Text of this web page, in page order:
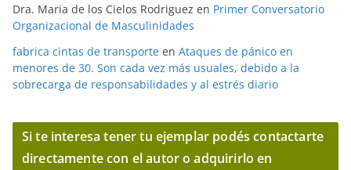
Dra. Maria de los Cielos Rodriguez en Primer Conversatorio
Organizacional de Masculinidades
fabrica cintas de transporte en Ataques de pánico en
menores de 30. Son cada vez más usuales, debido a la
sobrecarga de responsabilidades y al estrés diario
Si te interesa tener tu ejemplar podés contactarte
directamente con el autor o adquirirlo en